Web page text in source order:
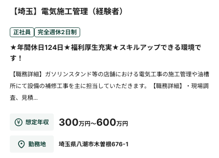
【埼玉】電気施工管理（経験者）
正社員 完全週休2日制
★年間休日124日★福利厚生充実★スキルアップできる環境で
す！
【職務詳細】ガソリンスタンド等の店舗における電気工事の施工管理や油槽
所にて設備の補修工事を主に担当していただきます。【職務詳細】・現場調
査、見積...
想定年収 300万円～600万円
勤務地 埼玉県八潮市木曽根676-1